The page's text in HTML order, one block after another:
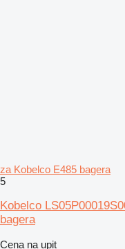
za Kobelco E485 bagera
5
Kobelco
bagera
Cena na upit